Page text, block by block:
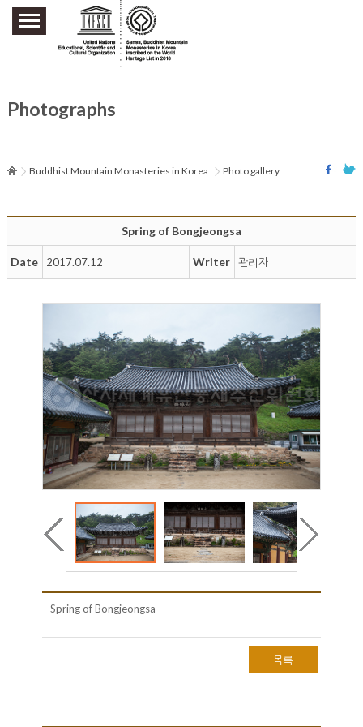
주요메뉴 바로가기
본문 바로가기
하단메뉴 바로가기
Photographs
Buddhist Mountain Monasteries in Korea Photo gallery
Spring of Bongjeongsa
Date 2017.07.12 Writer 관리자
Spring of Bongjeongsa
목록